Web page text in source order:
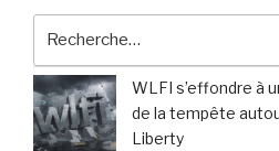
:
WLFI s’effondre à
de la tempête
Liberty